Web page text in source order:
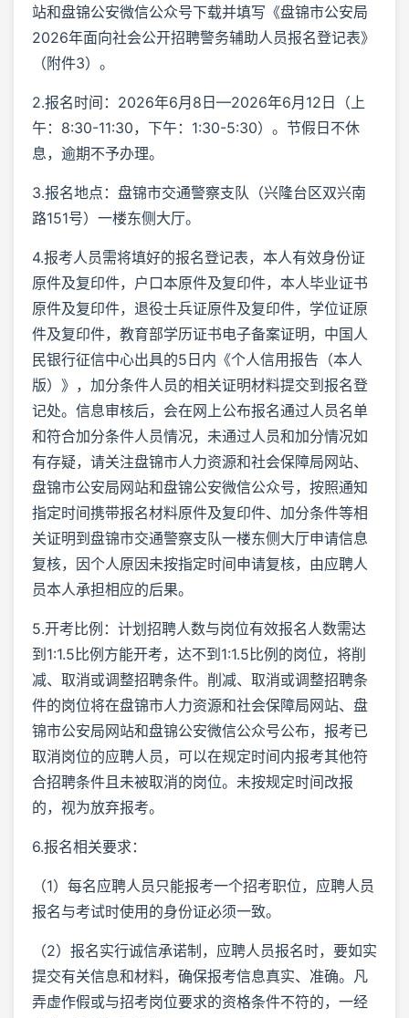
站和盘锦公安微信公众号下载并填写《盘锦市公安局
2026年面向社会公开招聘警务辅助人员报名登记表》
（附件3）。
2.报名时间：2026年6月8日—2026年6月12日（上
午：8:30-11:30，下午：1:30-5:30）。节假日不休
息，逾期不予办理。
3.报名地点：盘锦市交通警察支队（兴隆台区双兴南
路151号）一楼东侧大厅。
4.报考人员需将填好的报名登记表，本人有效身份证
原件及复印件，户口本原件及复印件，本人毕业证书
原件及复印件，退役士兵证原件及复印件，学位证原
件及复印件，教育部学历证书电子备案证明，中国人
民银行征信中心出具的5日内《个人信用报告（本人
版）》，加分条件人员的相关证明材料提交到报名登
记处。信息审核后，会在网上公布报名通过人员名单
和符合加分条件人员情况，未通过人员和加分情况如
有存疑，请关注盘锦市人力资源和社会保障局网站、
盘锦市公安局网站和盘锦公安微信公众号，按照通知
指定时间携带报名材料原件及复印件、加分条件等相
关证明到盘锦市交通警察支队一楼东侧大厅申请信息
复核，因个人原因未按指定时间申请复核，由应聘人
员本人承担相应的后果。
5.开考比例：计划招聘人数与岗位有效报名人数需达
到1:1.5比例方能开考，达不到1:1.5比例的岗位，将削
减、取消或调整招聘条件。削减、取消或调整招聘条
件的岗位将在盘锦市人力资源和社会保障局网站、盘
锦市公安局网站和盘锦公安微信公众号公布，报考已
取消岗位的应聘人员，可以在规定时间内报考其他符
合招聘条件且未被取消的岗位。未按规定时间改报
的，视为放弃报考。
6.报名相关要求：
（1）每名应聘人员只能报考一个招考职位，应聘人员
报名与考试时使用的身份证必须一致。
（2）报名实行诚信承诺制，应聘人员报名时，要如实
提交有关信息和材料，确保报考信息真实、准确。凡
弄虚作假或与招考岗位要求的资格条件不符的，一经